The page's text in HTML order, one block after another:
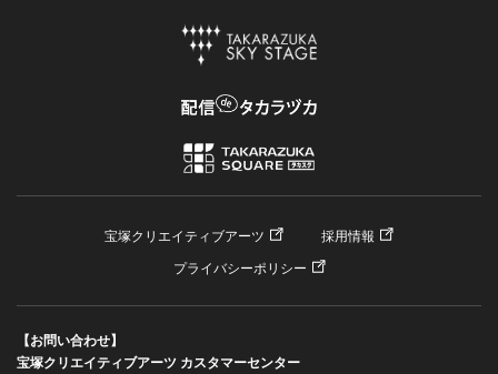
宝塚クリエイティブアーツ
採用情報
プライバシーポリシー
【お問い合わせ】
宝塚クリエイティブアーツ カスタマーセンター